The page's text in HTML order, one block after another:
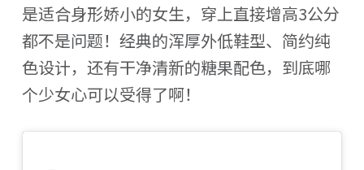
是适合身形娇小的女生，穿上直接增高3公分
都不是问题！经典的浑厚外低鞋型、简约纯
色设计，还有干净清新的糖果配色，到底哪
个少女心可以受得了啊！